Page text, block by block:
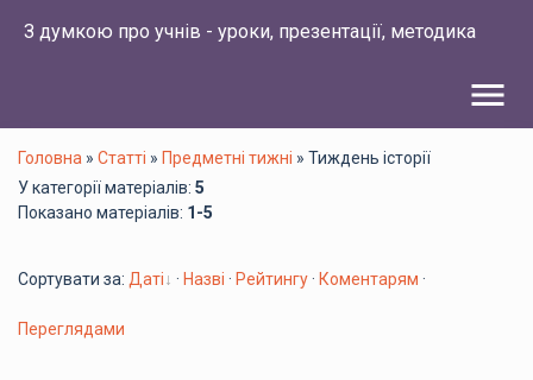
З думкою про учнів - уроки, презентації, методика
menu
Головна » Статті » Предметні тижні » Тиждень історії
У категорії матеріалів: 5
Показано матеріалів: 1-5
Сортувати за: Даті · Назві · Рейтингу· Коментарям ·
Переглядами